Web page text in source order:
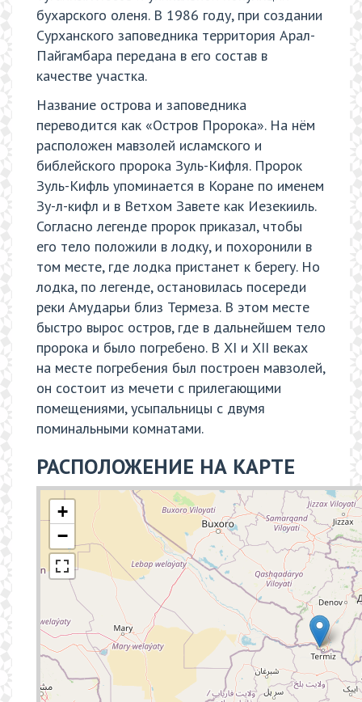
бухарского оленя. В 1986 году, при создании
Сурханского заповедника территория Арал-
Пайгамбара передана в его состав в
качестве участка.
Название острова и заповедника
переводится как «Остров Пророка». На нём
расположен мавзолей исламского и
библейского пророка Зуль-Кифля. Пророк
Зуль-Кифль упоминается в Коране по именем
Зу-л-кифл и в Ветхом Завете как Иезекииль.
Согласно легенде пророк приказал, чтобы
его тело положили в лодку, и похоронили в
том месте, где лодка пристанет к берегу. Но
лодка, по легенде, остановилась посереди
реки Амударьи близ Термеза. В этом месте
быстро вырос остров, где в дальнейшем тело
пророка и было погребено. В XI и XII веках
на месте погребения был построен мавзолей,
он состоит из мечети с прилегающими
помещениями, усыпальницы с двумя
поминальными комнатами.
РАСПОЛОЖЕНИЕ НА КАРТЕ
+
−